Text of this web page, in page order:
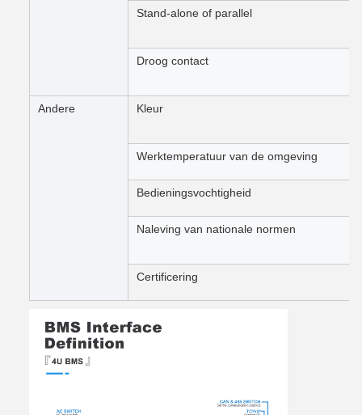
Stand-alone of parallel
Droog contact
Andere Kleur
Werktemperatuur van de omgeving
Bedieningsvochtigheid
Naleving van nationale normen
Certificering